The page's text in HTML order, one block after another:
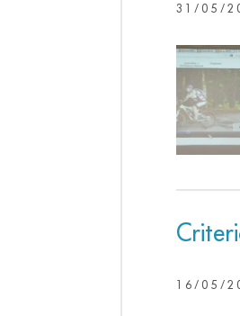
31/05/
16/05/